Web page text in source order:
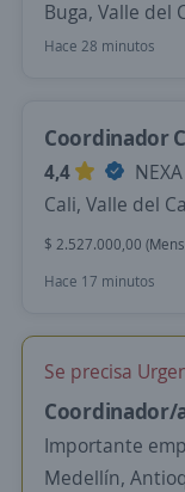
Buga, Valle del
Hace 28 minutos
Coordinador
4,4
Cali, Valle del
$ 2.527.000,00
Hace 17 minutos
Se precisa
Coordinador/
Importante
Medellín,